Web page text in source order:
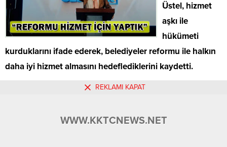
Üstel, hizmet
aşkı ile
hükümeti
kurduklarını ifade ederek, belediyeler reformu ile halkın
daha iyi hizmet almasını hedeflediklerini kaydetti.
Ulusal Birlik Partisi (UBP), Alsancak Belediyesi Başkanı ve
adayı Fırat Ataser’e destek mitingi düzenledi.
REKLAMI KAPAT
WWW.KKTCNEWS.NET